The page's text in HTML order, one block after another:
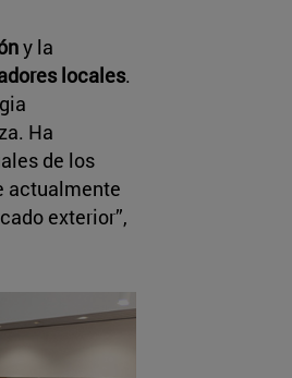
y la
locales.
Ha
de los
actualmente
exterior”,